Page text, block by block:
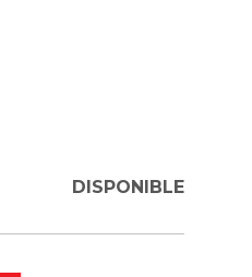
DISPONIBLE